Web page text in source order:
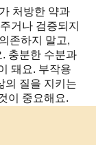
처방한 약과
거나 검증되지
존하지 말고,
충분한 수분과
돼요. 부작용
의 질을 지키는
이 중요해요.